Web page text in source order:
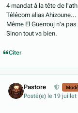
4 mandat à la tête de
Télécom alias Ahizoune...
Même El Guerrouj n'a
Sinon tout va bien.
Citer
Pastore
Posté(e) le 19 juillet